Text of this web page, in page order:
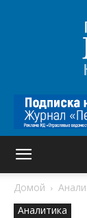
Домой
Аналитика